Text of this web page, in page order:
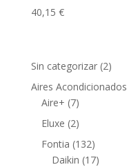
40,15 €
Sin categorizar 22
Aires Acondicionados
Aire+ 77
productos
Eluxe 22
productos
Fontia 132132
Daikin 1717